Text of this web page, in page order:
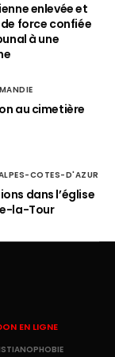
enlevée et
force confiée
à une
au cimetière
COTES-D'AZUR
dans l’église
la-Tour
EN LIGNE